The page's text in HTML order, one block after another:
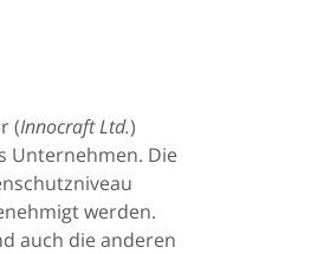
(Innocraft Ltd.)
Unternehmen. Die
werden.
auch die anderen